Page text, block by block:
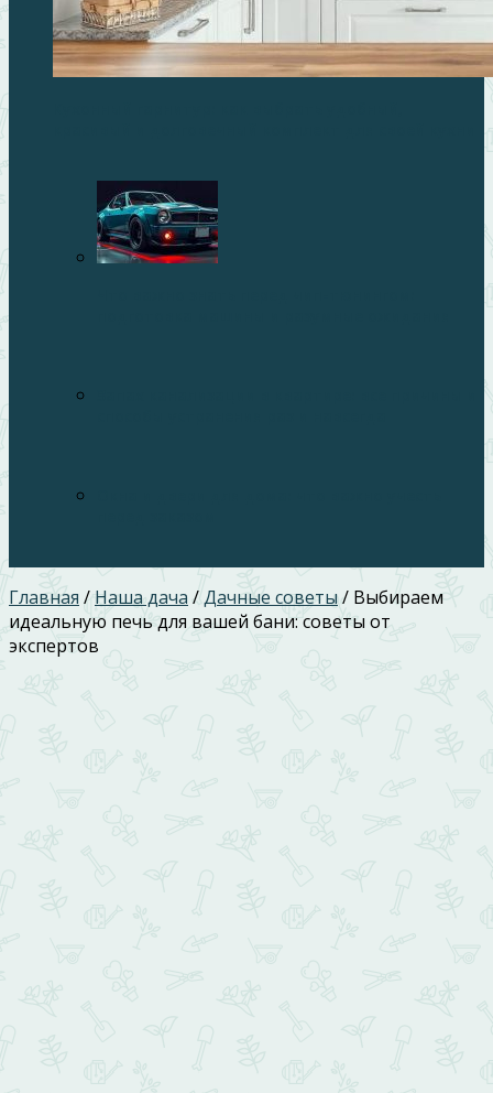
Главная / Наша дача /Дачные советы/ Выбираем
идеальную печь для вашей бани: советы от
экспертов